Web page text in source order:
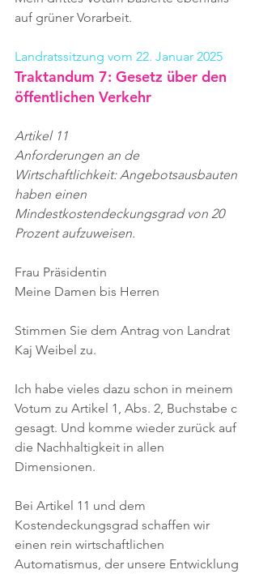
auf grüner Vorarbeit.
Landratssitzung vom 22. Januar 2025
Traktandum 7: Gesetz über den
öffentlichen Verkehr
Artikel 11
Anforderungen an de
Wirtschaftlichkeit: Angebotsausbauten
haben einen
Mindestkostendeckungsgrad von 20
Prozent aufzuweisen.
Frau Präsidentin
Meine Damen bis Herren
Stimmen Sie dem Antrag von Landrat
Kaj Weibel zu.
Ich habe vieles dazu schon in meinem
Votum zu Artikel 1, Abs. 2, Buchstabe c
gesagt. Und komme wieder zurück auf
die Nachhaltigkeit in allen
Dimensionen.
Bei Artikel 11 und dem
Kostendeckungsgrad schaffen wir
einen rein wirtschaftlichen
Automatismus, der unsere Entwicklung